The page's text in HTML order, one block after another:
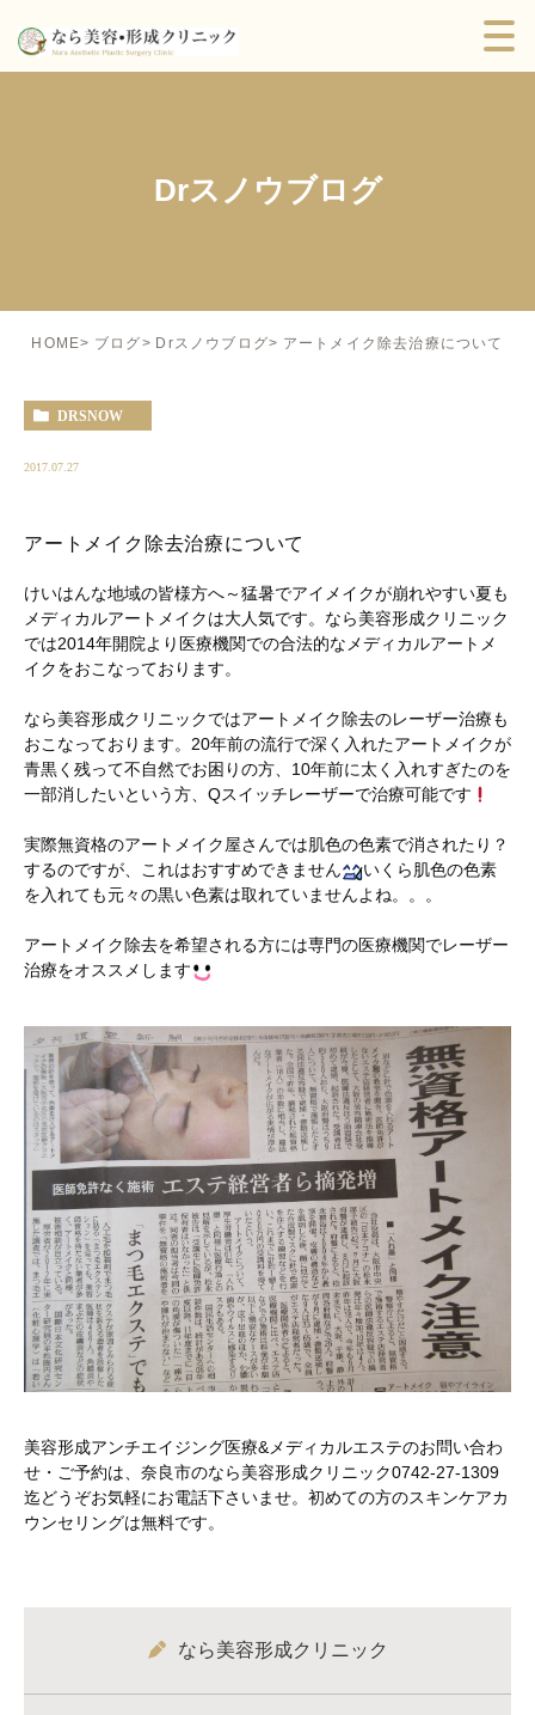
Drスノウブログ
HOME ブログ Drスノウブログ アートメイク除去治療について
DRSNOW
2017.07.27
アートメイク除去治療について
けいはんな地域の皆様方へ～猛暑でアイメイクが崩れやすい夏も
メディカルアートメイクは大人気です。なら美容形成クリニック
では2014年開院より医療機関での合法的なメディカルアートメ
イクをおこなっております。
なら美容形成クリニックではアートメイク除去のレーザー治療も
おこなっております。20年前の流行で深く入れたアートメイクが
青黒く残って不自然でお困りの方、10年前に太く入れすぎたのを
一部消したいという方、Qスイッチレーザーで治療可能です
実際無資格のアートメイク屋さんでは肌色の色素で消されたり？
するのですが、これはおすすめできません
いくら肌色の色素
を入れても元々の黒い色素は取れていませんよね。。。
アートメイク除去を希望される方には専門の医療機関でレーザー
治療をオススメします
美容形成アンチエイジング医療&メディカルエステのお問い合わ
せ・ご予約は、奈良市のなら美容形成クリニック0742-27-1309
迄どうぞお気軽にお電話下さいませ。初めての方のスキンケアカ
ウンセリングは無料です。
なら美容形成クリニック